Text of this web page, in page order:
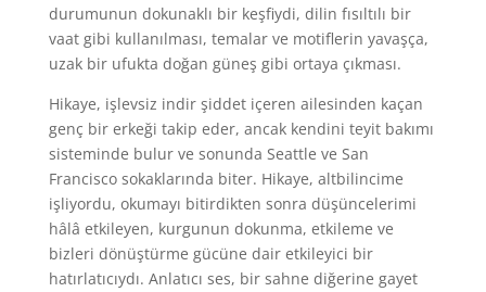
durumunun dokunaklı bir keşfiydi, dilin fısıltılı bir
vaat gibi kullanılması, temalar ve motiflerin yavaşça,
uzak bir ufukta doğan güneş gibi ortaya çıkması.
Hikaye, işlevsiz indir şiddet içeren ailesinden kaçan
genç bir erkeği takip eder, ancak kendini teyit bakımı
sisteminde bulur ve sonunda Seattle ve San
Francisco sokaklarında biter. Hikaye, altbilincime
işliyordu, okumayı bitirdikten sonra düşüncelerimi
hâlâ etkileyen, kurgunun dokunma, etkileme ve
bizleri dönüştürme gücüne dair etkileyici bir
hatırlatıcıydı. Anlatıcı ses, bir sahne diğerine gayet